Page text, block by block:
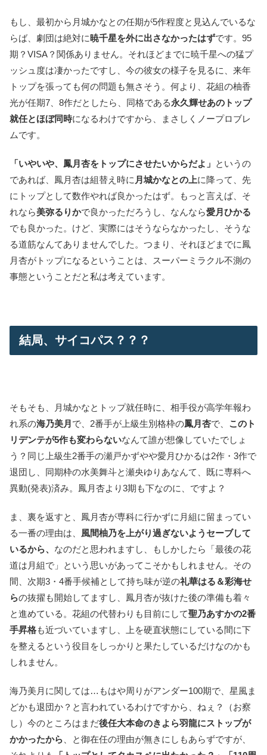
もし、最初から月城かなとの任期が5作程度と見込んでいるな
らば、劇団は絶対に暁千星を外に出さなかったはずです。95
期？VISA？関係ありません。それほどまでに暁千星への猛プ
ッシュ度は凄かったですし、今の彼女の様子を見るに、来年
トップを張っても何の問題も無さそう。何より、花組の柚香
光が任期7、8作だとしたら、同格である永久輝せあのトップ
就任とほぼ同時になるわけですから、まさしくノープロブレ
ムです。
「いやいや、鳳月杏をトップにさせたいからだよ」 というの
であれば、鳳月杏は組替え時に月城かなとの上に降って、先
にトップとして数作やれば良かったはず。もっと言えば、そ
れなら美弥るりかで良かっただろうし、なんなら愛月ひかる
でも良かった。けど、実際にはそうならなかったし、そうな
る道筋なんてありませんでした。つまり、それほどまでに鳳
月杏がトップになるということは、スーパーミラクル不測の
事態ということだと私は考えています。
結局、サイコパス？？？
そもそも、月城かなとトップ就任時に、相手役が高学年報わ
れ系の海乃美月 で、2番手が上級生別格枠の鳳月杏で、 このト
リデンテが5作も変わらないなんて誰が想像していたでしょ
う？同じ上級生2番手の瀬戸かずやや愛月ひかるは2作・3作で
退団し、同期枠の水美舞斗と瀬央ゆりあなんて、既に専科へ
異動(発表)済み。鳳月杏より3期も下なのに、ですよ？
ま、裏を返すと、鳳月杏が専科に行かずに月組に留まってい
る一番の理由は、 風間柚乃を上がり過ぎないようセーブして
いるから、 なのだと思われますし、もしかしたら「最後の花
道は月組で」という思いがあってこそかもしれません。その
間、次期3・4番手候補として持ち味が逆の礼華はる＆彩海せ
らの抜擢も開始してますし、鳳月杏が抜けた後の準備も着々
と進めている。花組の代替わりも目前にして聖乃あすかの2番
手昇格も近づいていますし、上を硬直状態にしている間に下
を整えるという役目をしっかりと果たしているだけなのかも
しれません。
海乃美月に関しては…もはや周りがアンダー100期で、星風ま
どかも退団か？と言われているわけですから、ねぇ？（お察
し）今のところはまだ後任大本命のきよら羽龍にストップが
かかったから 、と御在任の理由が無きにしもあらずですが、